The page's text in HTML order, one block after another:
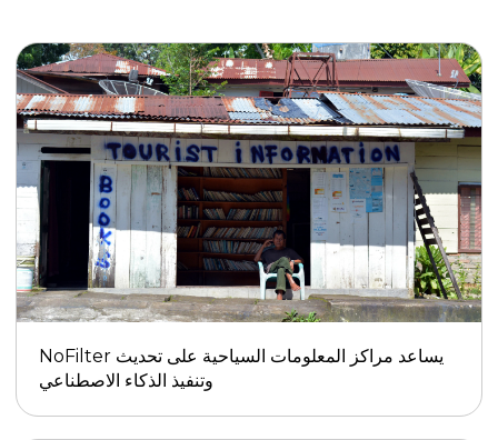
NoFilter يساعد مراكز المعلومات السياحية على تحديث
وتنفيذ الذكاء الاصطناعي